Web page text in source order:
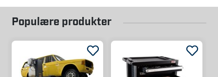
Populære produkter